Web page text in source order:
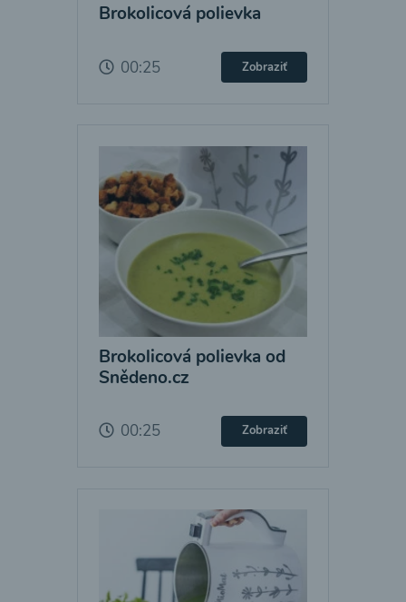
Brokolicová polievka
00:25 Zobraziť
Brokolicová polievka od
Snědeno.cz
00:25 Zobraziť